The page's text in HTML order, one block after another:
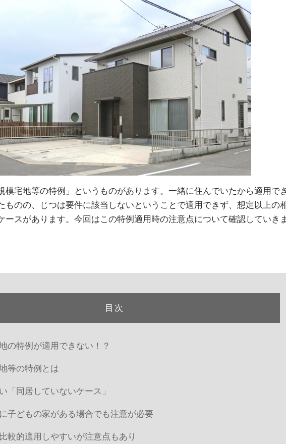
模宅地等の特例」というものがあります。一緒に住んでいたから適用で
ものの、じつは要件に該当しないということで適用できず、想定以上の
ースがあります。今回はこの特例適用時の注意点について確認していきま
目次
の特例が適用できない！？
等の特例とは
「同居していないケース」
子どもの家がある場合でも注意が必要
較的適用しやすいが注意点もあり